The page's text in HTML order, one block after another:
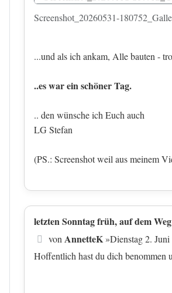
Screenshot_20260531-
...und als ich ankam, Alle bauten -
..es war ein schöner Tag.
.. den wünsche ich Euch auch
LG Stefan
(PS.: Screenshot weil aus meinem
letzten Sonntag früh, auf dem
Beitrag
vonAnnetteK»Dienstag 2.
Hoffentlich hast du dich benommen